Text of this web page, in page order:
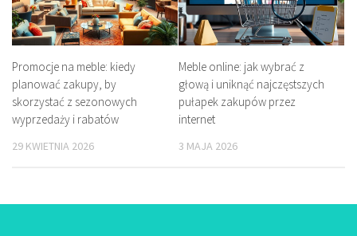
Promocje na meble: kiedy
planować zakupy, by
skorzystać z sezonowych
wyprzedaży i rabatów
29 KWIETNIA 2026
Meble online: jak wybrać z
głową i uniknąć najczęstszych
pułapek zakupów przez
internet
3 MAJA 2026